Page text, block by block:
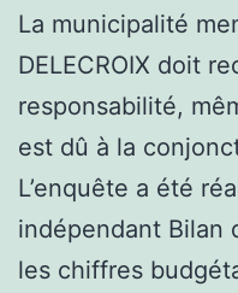
La municipalité
DELECROIX doit
responsabilité,
est dû à la
L’enquête a été
indépendant Bilan
les chiffres